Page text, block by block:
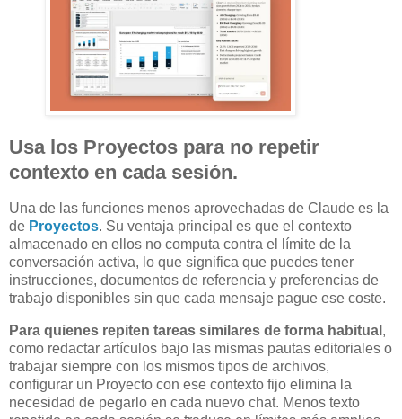
Usa los Proyectos para no repetir
contexto en cada sesión.
Una de las funciones menos aprovechadas de Claude es la
de Proyectos. Su ventaja principal es que el contexto
almacenado en ellos no computa contra el límite de la
conversación activa, lo que significa que puedes tener
instrucciones, documentos de referencia y preferencias de
trabajo disponibles sin que cada mensaje pague ese coste.
Para quienes repiten tareas similares de forma habitual ,
como redactar artículos bajo las mismas pautas editoriales o
trabajar siempre con los mismos tipos de archivos,
configurar un Proyecto con ese contexto fijo elimina la
necesidad de pegarlo en cada nuevo chat. Menos texto